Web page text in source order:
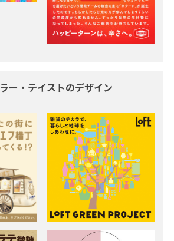
ー・テイストのデザイン